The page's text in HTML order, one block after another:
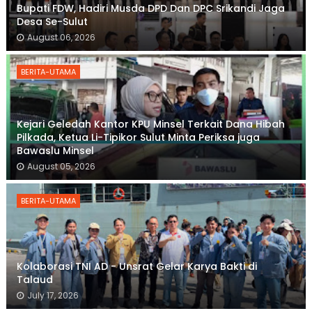
Bupati FDW, Hadiri Musda DPD Dan DPC Srikandi Jaga
Desa Se-Sulut
August 06, 2026
BERITA-UTAMA
Kejari Geledah Kantor KPU Minsel Terkait Dana Hibah
Pilkada, Ketua Li-Tipikor Sulut Minta Periksa juga
Bawaslu Minsel
August 05, 2026
BERITA-UTAMA
Kolaborasi TNI AD - Unsrat Gelar Karya Bakti di
Talaud
July 17, 2026